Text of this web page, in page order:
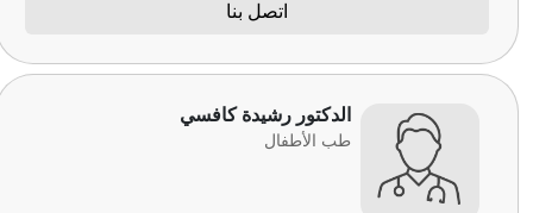
اتصل بنا
الدكتور رشيدة كافسي
طب الأطفال